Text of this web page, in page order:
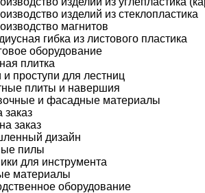
изделий из стеклопластика
магнитов
гибка из листового пластика
оборудование
плитка
проступи для лестниц
плиты и навершия
и фасадные материалы
заказ
заказ
дизайн
пилы
для инструмента
материалы
оборудование